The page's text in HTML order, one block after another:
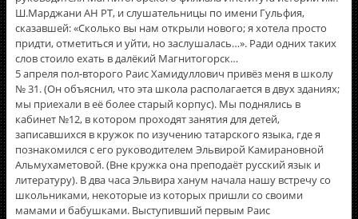
Ш.Марджани АН РТ, и слушательницы по имени Гульфия,
сказавшей: «Сколько вы нам открыли нового; я хотела просто
придти, отметиться и уйти, но заслушалась…». Ради одних таких
слов стоило ехать в далёкий Магнитогорск…
5 апреля пол-второго Раис Хамидуллович привёз меня в школу
№ 31. (Он объяснил, что эта школа располагается в двух зданиях;
мы приехали в её более старый корпус). Мы поднялись в
кабинет №12, в котором проходят занятия для детей,
записавшихся в кружок по изучению татарского языка, где я
познакомился с его руководителем Эльвирой Камирановной
Альмухаметовой. (Вне кружка она преподаёт русский язык и
литературу). В два часа Эльвира ханум начала нашу встречу со
школьниками, некоторые из которых пришли со своими
мамами и бабушками. Выступивший первым Раис